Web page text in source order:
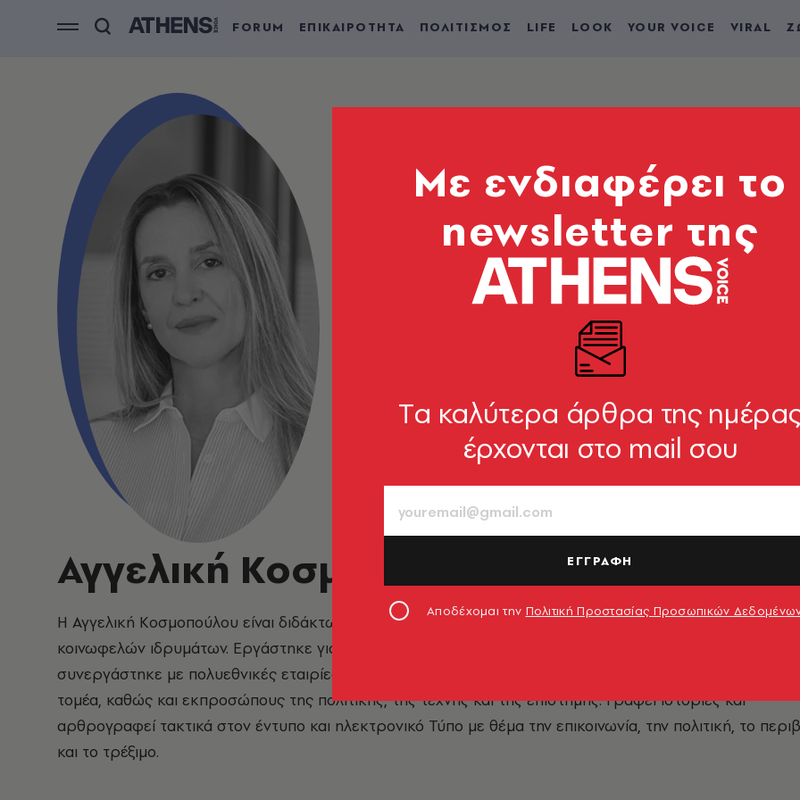
FORUM ΕΠΙΚΑΙΡΟΤΗΤΑ ΠΟΛΙΤΙΣΜΟΣ LIFE LOOK YOUR VOICE VIRAL
Αγγελική Κοσμοπούλου
Η Αγγελική Κοσμοπούλου είναι διδάκτωρ κλασικής αρχαιολογίας και διευθυντικό στέλεχος στον χώρο
κοινωφελών ιδρυμάτων. Εργάστηκε για πολλά χρόνια ως σύμβουλος επικοινωνίας και κειμενογράφος,
συνεργάστηκε με πολυεθνικές εταιρίες, μικρές επιχειρήσεις, οργανισμούς του ιδιωτικού και του
τομέα, καθώς και εκπροσώπους της πολιτικής, της τέχνης και της επιστήμης. Γράφει ιστορίες και
αρθρογραφεί τακτικά στον έντυπο και ηλεκτρονικό Τύπο με θέμα την επικοινωνία, την πολιτική, το
και το τρέξιμο.
Mε ενδιαφέρει το
newsletter της
Tα καλύτερα άρθρα της
έρχονται στο mail σου
ΕΓΓΡΑΦΗ
Αποδέχομαι την Πολιτική Προστασίας Προσωπικών